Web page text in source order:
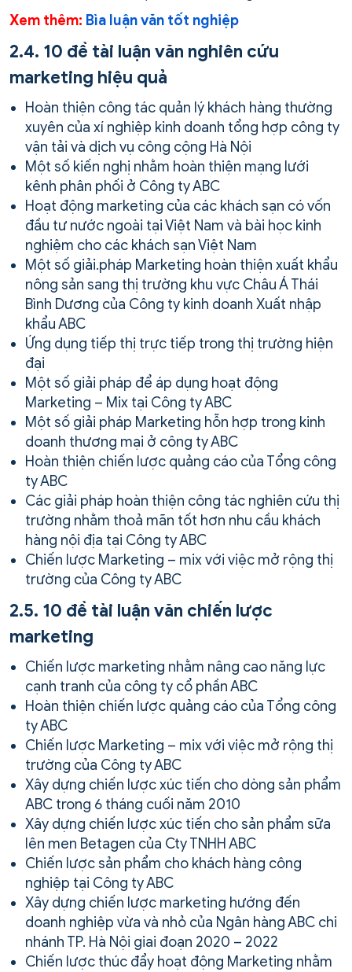
Xem thêm: Bìa luận văn tốt nghiệp
2.4. 10 đề tài luận văn nghiên cứu
marketing hiệu quả
Hoàn thiện công tác quản lý khách hàng thường
xuyên của xí nghiệp kinh doanh tổng hợp công ty
vận tải và dịch vụ công cộng Hà Nội
Một số kiến nghị nhằm hoàn thiện mạng lưới
kênh phân phối ở Công ty ABC
Hoạt động marketing của các khách sạn có vốn
đầu tư nước ngoài tại Việt Nam và bài học kinh
nghiệm cho các khách sạn Việt Nam
Một số giải.pháp Marketing hoàn thiện xuất khẩu
nông sản sang thị trường khu vực Châu Á Thái
Bình Dương của Công ty kinh doanh Xuất nhập
khẩu ABC
Ứng dụng tiếp thị trực tiếp trong thị trường hiện
đại
Một số giải pháp để áp dụng hoạt động
Marketing – Mix tại Công ty ABC
Một số giải pháp Marketing hỗn hợp trong kinh
doanh thương mại ở công ty ABC
Hoàn thiện chiến lược quảng cáo của Tổng công
ty ABC
Các giải pháp hoàn thiện công tác nghiên cứu thị
trường nhằm thoả mãn tốt hơn nhu cầu khách
hàng nội địa tại Công ty ABC
Chiến lược Marketing – mix với việc mở rộng thị
trường của Công ty ABC
2.5. 10 đề tài luận văn chiến lược
marketing
Chiến lược marketing nhằm nâng cao năng lực
cạnh tranh của công ty cổ phần ABC
Hoàn thiện chiến lược quảng cáo của Tổng công
ty ABC
Chiến lược Marketing – mix với việc mở rộng thị
trường của Công ty ABC
Xây dựng chiến lược xúc tiến cho dòng sản phẩm
ABC trong 6 tháng cuối năm 2010
Xây dựng chiến lược xúc tiến cho sản phẩm sữa
lên men Betagen của Cty TNHH ABC
Chiến lược sản phẩm cho khách hàng công
nghiệp tại Công ty ABC
Xây dựng chiến lược marketing hướng đến
doanh nghiệp vừa và nhỏ của Ngân hàng ABC chi
nhánh TP. Hà Nội giai đoạn 2020 – 2022
Chiến lược thúc đẩy hoạt động Marketing nhằm